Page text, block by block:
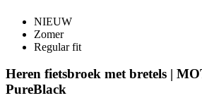
NIEUW
Zomer
Regular fit
Heren fietsbroek met bretels |
PureBlack